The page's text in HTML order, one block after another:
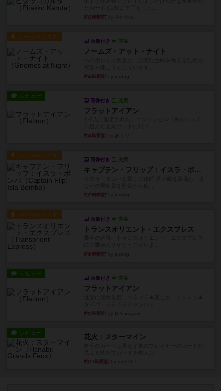
約3時間前
ルール/インスト
画像付き 充実
ノームズ・アット・ナイト
約4時間前
レビュー
画像付き 充実
フラットアイアン
約4時間前
ルール/インスト
画像付き 充実
キャプテン・フリップ：イスラ・ボンバ
約7時間前
ルール/インスト
画像付き 充実
トランスオリエント・エクスプレス
約8時間前
レビュー
画像付き 充実
フラットアイアン
約9時間前
レビュー 花火：スターマイン
約11時間前